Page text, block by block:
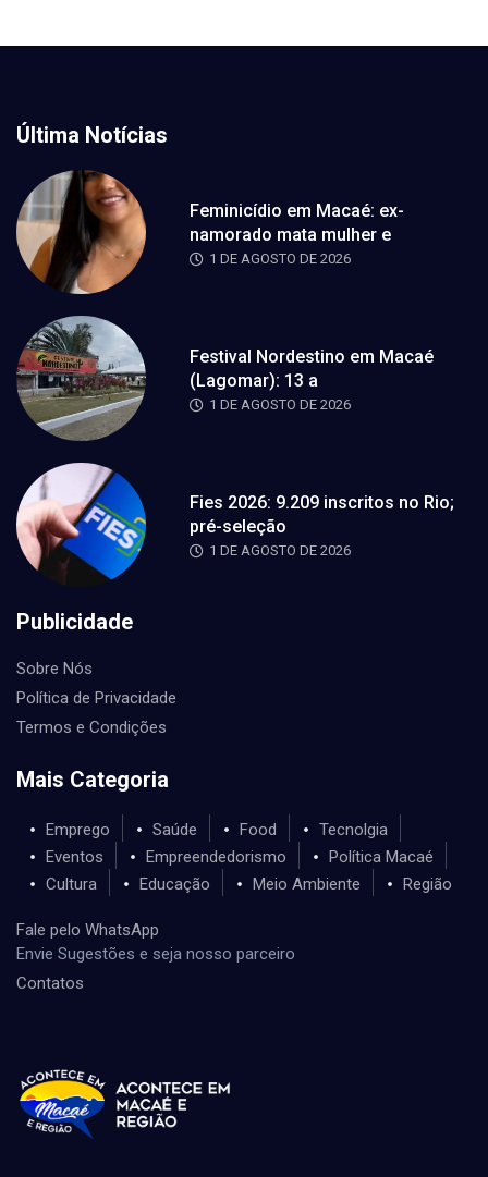
Última Notícias
Feminicídio em Macaé: ex-
namorado mata mulher e
1 DE AGOSTO DE 2026
Festival Nordestino em Macaé
(Lagomar): 13 a
1 DE AGOSTO DE 2026
Fies 2026: 9.209 inscritos no Rio;
pré-seleção
1 DE AGOSTO DE 2026
Publicidade
Sobre Nós
Política de Privacidade
Termos e Condições
Mais Categoria
Emprego Saúde Food
Tecnolgia
Eventos
Empreendedorismo
Política Macaé
Cultura
Educação Meio Ambiente Região
Fale pelo WhatsApp
Envie Sugestões e seja nosso parceiro
Contatos